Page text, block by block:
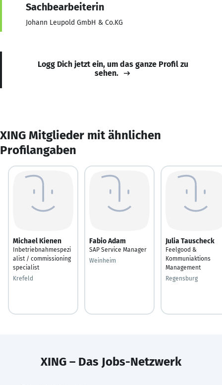
Sachbearbeiterin
Johann Leupold GmbH & Co.KG
Logg Dich jetzt ein, um das ganze Profil zu
sehen.
XING Mitglieder mit ähnlichen
Profilangaben
Michael Kienen
Inbetriebnahmespezi
alist / commissioning
specialist
Krefeld
Fabio Adam
SAP Service Manager
Weinheim
Julia Tauscheck
Feelgood &
Kommuniaktions
Management
Regensburg
XING – Das Jobs-Netzwerk